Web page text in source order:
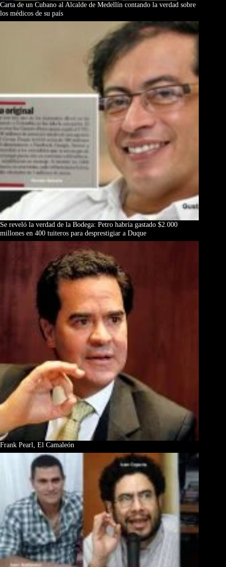
Carta de un Cubano al Alcalde de Medellín contando la verdad sobre
los médicos de su país
Se reveló la verdad de la Bodega: Petro habría gastado $2.000
millones en 400 tuiteros para desprestigiar a Duque
Frank Pearl, El Camaleón